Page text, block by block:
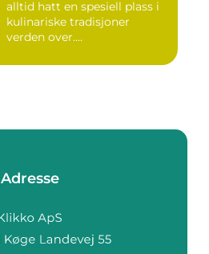
alltid hatt en spesiell plass i
kulinariske tradisjoner
verden over....
Adresse